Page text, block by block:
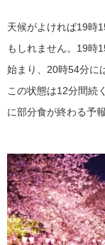
天候がよければ19時
もしれません。19時
始まり、20時54分に
この状態は12分間続
に部分食が終わる予報